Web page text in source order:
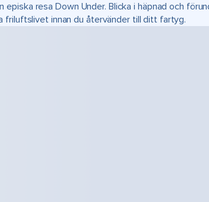
resa Down Under. Blicka i häpnad och
friluftslivet innan du återvänder till ditt fartyg.